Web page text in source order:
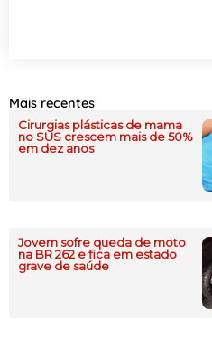
Mais recentes
Cirurgias plásticas de mama
no SUS crescem mais de 50%
em dez anos
Jovem sofre queda de moto
na BR 262 e fica em estado
grave de saúde